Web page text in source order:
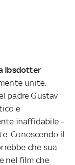
Ibsdotter
unite.
padre Gustav
e
inaffidabile –
Conoscendo il
che sua
nel film che